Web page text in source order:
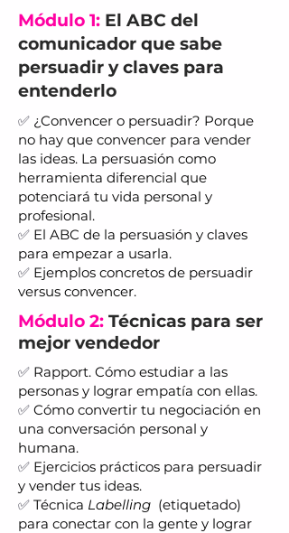
Módulo 1: El ABC del
comunicador que sabe
persuadir y claves para
entenderlo
✅ ¿Convencer o persuadir? Porque
no hay que convencer para vender
las ideas. La persuasión como
herramienta diferencial que
potenciará tu vida personal y
profesional.
✅ El ABC de la persuasión y claves
para empezar a usarla.
✅ Ejemplos concretos de persuadir
versus convencer.
Módulo 2: Técnicas para ser
mejor vendedor
✅ Rapport. Cómo estudiar a las
personas y lograr empatía con ellas.
✅ Cómo convertir tu negociación en
una conversación personal y
humana.
✅ Ejercicios prácticos para persuadir
y vender tus ideas.
✅ Técnica Labelling (etiquetado)
para conectar con la gente y lograr